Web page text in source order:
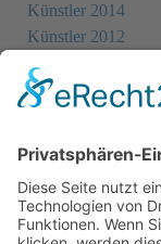
Künstler 2014
Künstler 2012
Künstler 2008
Künstler 2004
Alle